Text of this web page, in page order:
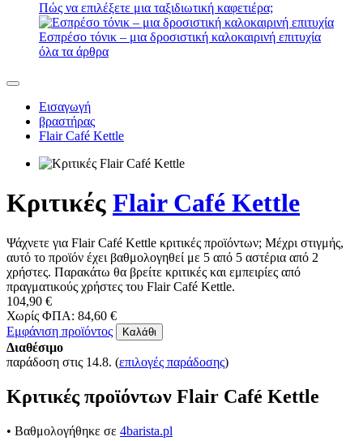
Πώς να επιλέξετε μια ταξιδιωτική καφετιέρα;
Εσπρέσο τόνικ – μια δροσιστική καλοκαιρινή επιτυχία
όλα τα άρθρα
Εισαγωγή
βραστήρας
Flair Café Kettle
Κριτικές Flair Café Kettle
Ψάχνετε για Flair Café Kettle κριτικές προϊόντων; Μέχρι στιγμής,
αυτό το προϊόν έχει βαθμολογηθεί με 5 από 5 αστέρια από 2
χρήστες. Παρακάτω θα βρείτε κριτικές και εμπειρίες από
πραγματικούς χρήστες του Flair Café Kettle.
104,90 €
Χωρίς ΦΠΑ: 84,60 €
Εμφάνιση προϊόντος
Καλάθι
Διαθέσιμο
παράδοση στις 14.8. (επιλογές παράδοσης)
Κριτικές προϊόντων Flair Café Kettle
• Βαθμολογήθηκε σε 4barista.pl